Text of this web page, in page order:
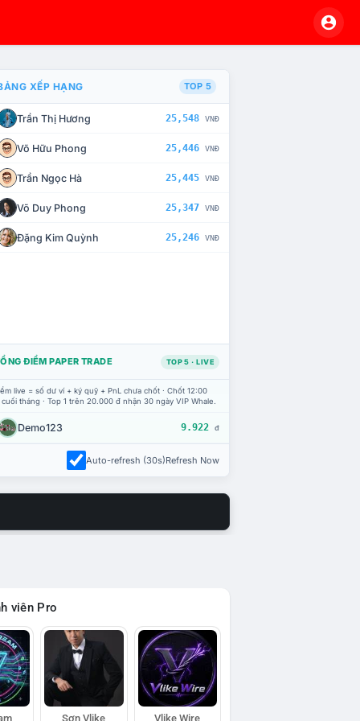
CHẾ TÀI XỬ LÝ VI PHẠM
XẾP HẠNG TOP 5
Trần Thị Hương 25,548 VNĐ
Võ Hữu Phong 25,446 VNĐ
Trần Ngọc Hà 25,445 VNĐ
Võ Duy Phong 25,347 VNĐ
Đặng Kim Quỳnh 25,246 VNĐ
ĐIỂM PAPER TRADE TOP 5 · LIVE
live = số dư ví + ký quỹ + PnL chưa chốt · Chốt 12:00
tháng · Top 1 trên 20.000 đ nhận 30 ngày VIP Whale.
Demo123 9.922 đ
Auto-refresh (30s)Refresh Now
viên Pro
Sơn Vlike Vlike Wire